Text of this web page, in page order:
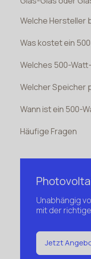
Welche Hersteller
Was kostet ein
Welches 500-
Welcher Speicher
Wann ist ein 500-
Häufige Fragen
Unabhängig
mit der
Jetzt